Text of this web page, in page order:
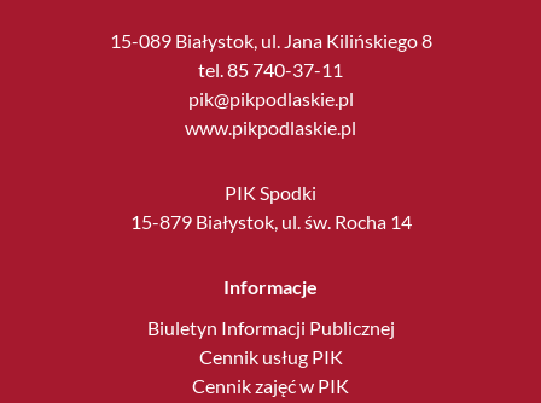
15-089 Białystok, ul. Jana Kilińskiego 8
tel. 85 740-37-11
pik@pikpodlaskie.pl
www.pikpodlaskie.pl
PIK Spodki
15-879 Białystok, ul. św. Rocha 14
Informacje
Biuletyn Informacji Publicznej
Cennik usług PIK
Cennik zajęć w PIK